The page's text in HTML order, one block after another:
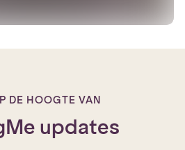
DE HOOGTE VAN
updates